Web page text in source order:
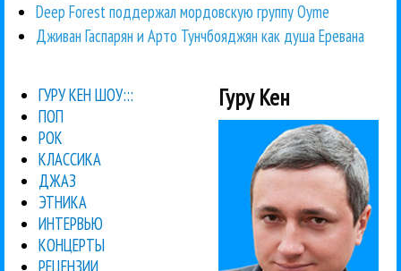
Deep Forest поддержал мордовскую группу Oyme
Дживан Гаспарян и Арто Тунчбояджян как душа Еревана
ГУРУ КЕН ШОУ:::
ПОП
РОК
КЛАССИКА
ДЖАЗ
ЭТНИКА
ИНТЕРВЬЮ
КОНЦЕРТЫ
РЕЦЕНЗИИ
Гуру Кен